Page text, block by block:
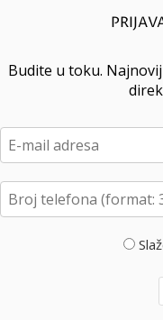
Budite u toku.